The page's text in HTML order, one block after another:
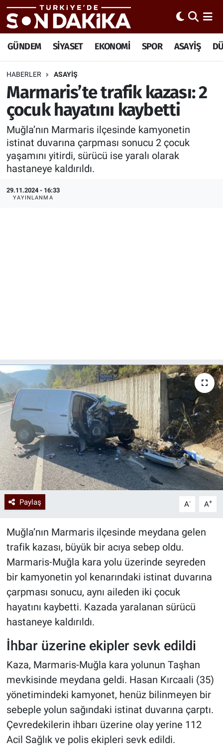
GÜNDEM SİYASET EKONOMİ SPOR ASAYİŞ
HABERLER ASAYİŞ
Marmaris’te trafik kazası: 2
çocuk hayatını kaybetti
Muğla’nın Marmaris ilçesinde kamyonetin
istinat duvarına çarpması sonucu 2 çocuk
yaşamını yitirdi, sürücü ise yaralı olarak
hastaneye kaldırıldı.
29.11.2024 - 16:33
YAYINLANMA
Paylaş A- A+
Muğla’nın Marmaris ilçesinde meydana gelen
trafik kazası, büyük bir acıya sebep oldu.
Marmaris-Muğla kara yolu üzerinde seyreden
bir kamyonetin yol kenarındaki istinat duvarına
çarpması sonucu, aynı aileden iki çocuk
hayatını kaybetti. Kazada yaralanan sürücü
hastaneye kaldırıldı.
İhbar üzerine ekipler sevk edildi
Kaza, Marmaris-Muğla kara yolunun Taşhan
mevkisinde meydana geldi. Hasan Kırcaali (35)
yönetimindeki kamyonet, henüz bilinmeyen bir
sebeple yolun sağındaki istinat duvarına çarptı.
Çevredekilerin ihbarı üzerine olay yerine 112
Acil Sağlık ve polis ekipleri sevk edildi.
Trafik Durumu
Süper Lig Puan Durumu ve Fikstür
Tüm Manşetler
Son Dakika Haberleri
Haber Arşivi